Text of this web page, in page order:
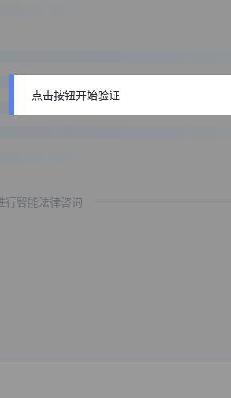
行智能法律咨询
点击按钮开始验证